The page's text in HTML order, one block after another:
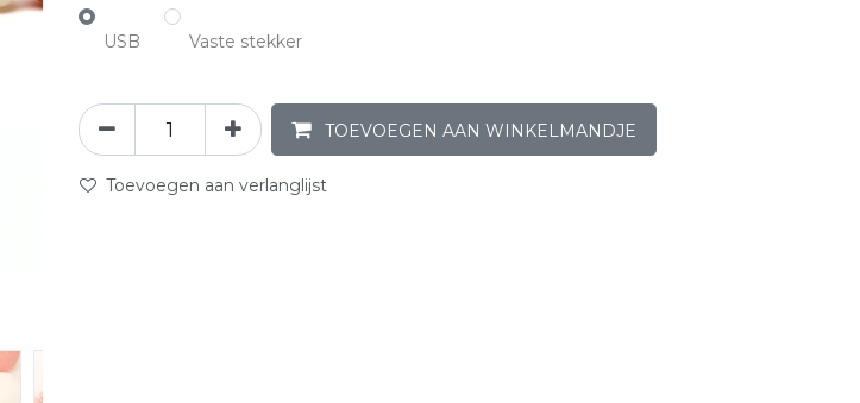
USB Vaste stekker
TOEVOEGEN AAN WINKELMANDJE
Toevoegen aan verlanglijst